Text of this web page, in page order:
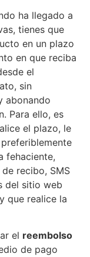
ha llegado a
tienes que
en un plazo
en que reciba
el
sin
abonando
Para ello, es
el plazo, le
fehaciente,
recibo, SMS
del sitio web
que realice la
el reembolso
de pago